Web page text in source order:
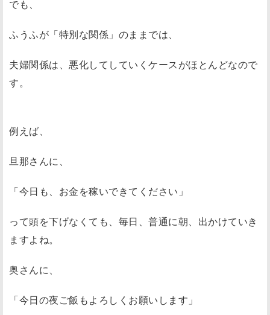
でも、
ふうふが「特別な関係」のままでは、
夫婦関係は、悪化してしていくケースがほとんどなので
す。
例えば、
旦那さんに、
「今日も、お金を稼いできてください」
って頭を下げなくても、毎日、普通に朝、出かけていき
ますよね。
奥さんに、
「今日の夜ご飯もよろしくお願いします」